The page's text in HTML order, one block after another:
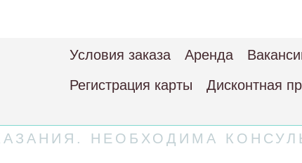
Условия заказа Аренда
Регистрация карты
Дисконтная
НЕОБХОДИМА